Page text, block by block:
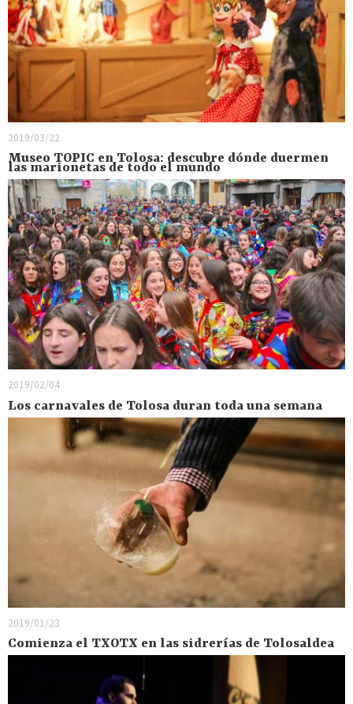
2019/03/22
Museo TOPIC en Tolosa: descubre dónde duermen
las marionetas de todo el mundo
2019/02/04
Los carnavales de Tolosa duran toda una semana
2019/01/23
Comienza el TXOTX en las sidrerías de Tolosaldea